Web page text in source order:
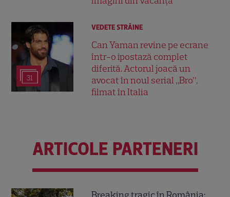
31
VEDETE STRĂINE
Can Yaman revine pe ecrane
într-o ipostază complet
diferită. Actorul joacă un
avocat în noul serial „Bro”,
filmat în Italia
ARTICOLE PARTENERI